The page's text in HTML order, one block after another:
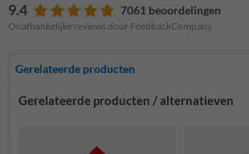
9.4 7061 beoordelingen
Onafhankelijke reviews door FeedbackCompany
Gerelateerde producten
Gerelateerde producten / alternatieven